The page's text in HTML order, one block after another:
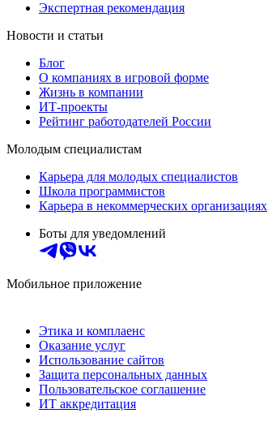
Экспертная рекомендация
Новости и статьи
Блог
О компаниях в игровой форме
Жизнь в компании
ИТ-проекты
Рейтинг работодателей России
Молодым специалистам
Карьера для молодых специалистов
Школа программистов
Карьера в некоммерческих организациях
Боты для уведомлений
Мобильное приложение
Этика и комплаенс
Оказание услуг
Использование сайтов
Защита персональных данных
Пользовательское соглашение
ИТ аккредитация